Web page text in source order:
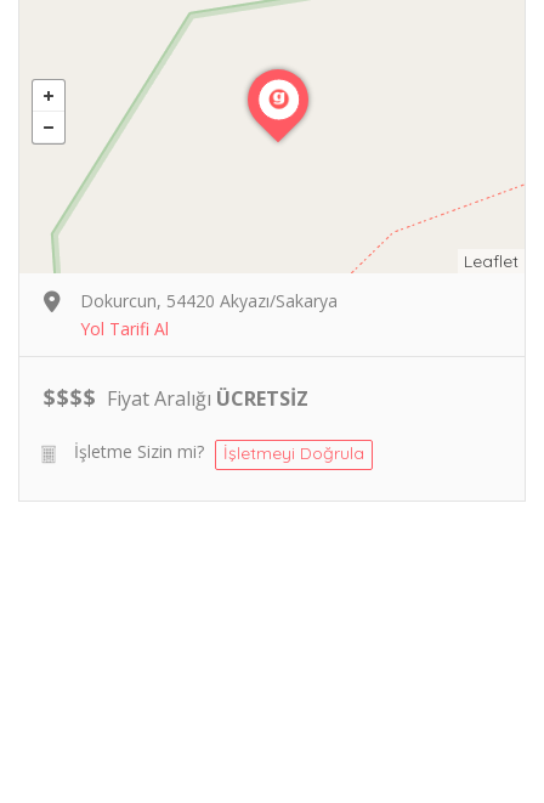
Leaflet
Dokurcun, 54420 Akyazı/Sakarya
Yol Tarifi Al
$$$$ Fiyat Aralığı ÜCRETSİZ
İşletme Sizin mi? İşletmeyi Doğrula